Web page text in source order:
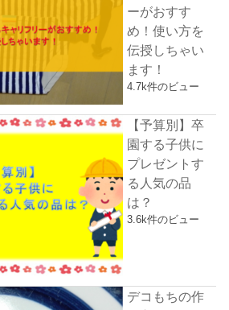
ーがおすす
め！使い方を
伝授しちゃい
ます！
4.7k件のビュー
【予算別】卒
園する子供に
プレゼントす
る人気の品
は？
3.6k件のビュー
デコもちの作